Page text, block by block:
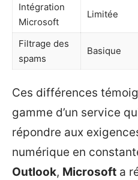
Intégration
Microsoft
Limitée
Filtrage des
spams
Basique
Ces différences
gamme d’un service
répondre aux
numérique en
Outlook, Microsoft a